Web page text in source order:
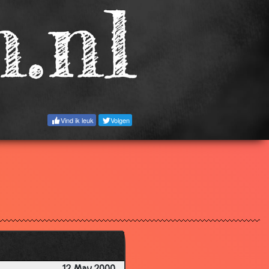
Vind ik leuk Volgen
3.17
3.43
3.25